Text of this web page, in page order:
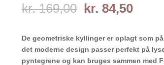
kr.169,00 Den
oprindelige
var:
kr. 169,00.
kr. 84,50Den
er:
kr.
De geometriske kyllinger er oplagt som
det moderne design passer perfekt på
pyntegrene og kan bruges sammen med